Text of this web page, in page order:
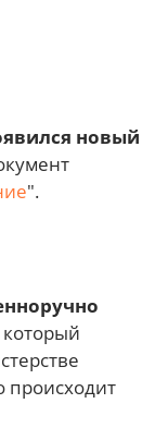
новый
".
который
происходит